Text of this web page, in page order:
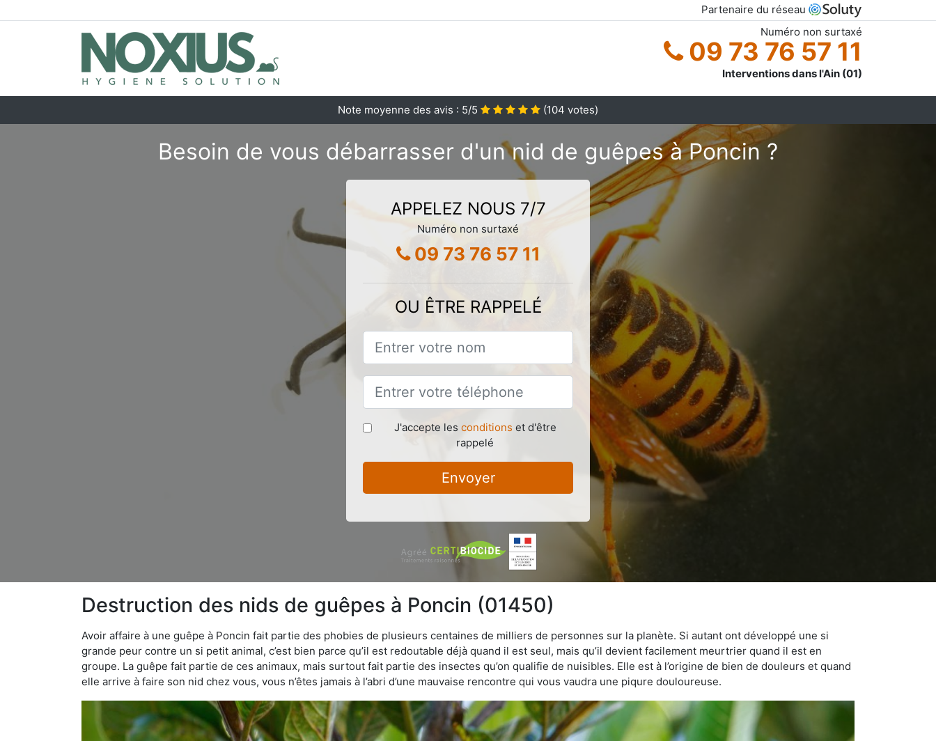
Partenaire du réseau
Numéro non surtaxé
09 73 76 57 11
Interventions dans l'Ain (01)
Note moyenne des avis : 5/5 (104 votes)
Besoin de vous débarrasser d'un nid de guêpes à Poncin ?
APPELEZ NOUS 7/7
Numéro non surtaxé
09 73 76 57 11
OU ÊTRE RAPPELÉ
J'accepte les conditions et d'être
rappelé
Envoyer
Destruction des nids de guêpes à Poncin (01450)
Avoir affaire à une guêpe à Poncin fait partie des phobies de plusieurs centaines de milliers de personnes sur la planète. Si autant ont développé une si
grande peur contre un si petit animal, c’est bien parce qu’il est redoutable déjà quand il est seul, mais qu’il devient facilement meurtrier quand il est en
groupe. La guêpe fait partie de ces animaux, mais surtout fait partie des insectes qu’on qualifie de nuisibles. Elle est à l’origine de bien de douleurs et quand
elle arrive à faire son nid chez vous, vous n’êtes jamais à l’abri d’une mauvaise rencontre qui vous vaudra une piqure douloureuse.